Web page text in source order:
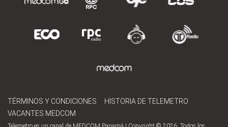
TÉRMINOS Y CONDICIONES
HISTORIA DE TELEMETRO
VACANTES MEDCOM